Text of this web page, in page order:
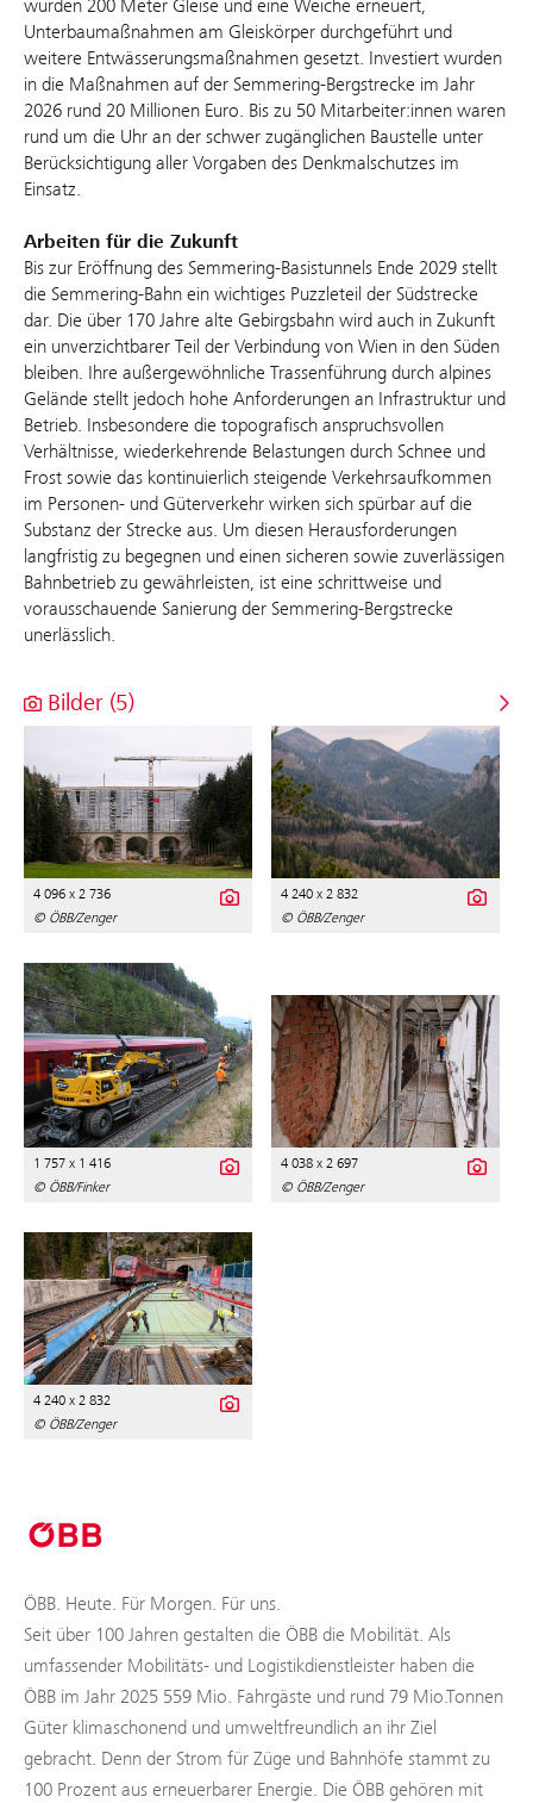
wurden 200 Meter Gleise und eine Weiche erneuert,
Unterbaumaßnahmen am Gleiskörper durchgeführt und
weitere Entwässerungsmaßnahmen gesetzt. Investiert wurden
in die Maßnahmen auf der Semmering-Bergstrecke im Jahr
2026 rund 20 Millionen Euro. Bis zu 50 Mitarbeiter:innen waren
rund um die Uhr an der schwer zugänglichen Baustelle unter
Berücksichtigung aller Vorgaben des Denkmalschutzes im
Einsatz.
Arbeiten für die Zukunft
Bis zur Eröffnung des Semmering-Basistunnels Ende 2029 stellt
die Semmering-Bahn ein wichtiges Puzzleteil der Südstrecke
dar. Die über 170 Jahre alte Gebirgsbahn wird auch in Zukunft
ein unverzichtbarer Teil der Verbindung von Wien in den Süden
bleiben. Ihre außergewöhnliche Trassenführung durch alpines
Gelände stellt jedoch hohe Anforderungen an Infrastruktur und
Betrieb. Insbesondere die topografisch anspruchsvollen
Verhältnisse, wiederkehrende Belastungen durch Schnee und
Frost sowie das kontinuierlich steigende Verkehrsaufkommen
im Personen- und Güterverkehr wirken sich spürbar auf die
Substanz der Strecke aus. Um diesen Herausforderungen
langfristig zu begegnen und einen sicheren sowie zuverlässigen
Bahnbetrieb zu gewährleisten, ist eine schrittweise und
vorausschauende Sanierung der Semmering-Bergstrecke
unerlässlich.
Bilder (5)
4 096 x 2 736
© ÖBB/Zenger
4 240 x 2 832
© ÖBB/Zenger
1 757 x 1 416
© ÖBB/Finker
4 038 x 2 697
© ÖBB/Zenger
4 240 x 2 832
© ÖBB/Zenger
ÖBB. Heute. Für Morgen. Für uns.
Seit über 100 Jahren gestalten die ÖBB die Mobilität. Als
umfassender Mobilitäts- und Logistikdienstleister haben die
ÖBB im Jahr 2025 559 Mio. Fahrgäste und rund 79 Mio.Tonnen
Güter klimaschonend und umweltfreundlich an ihr Ziel
gebracht. Denn der Strom für Züge und Bahnhöfe stammt zu
100 Prozent aus erneuerbarer Energie. Die ÖBB gehören mit